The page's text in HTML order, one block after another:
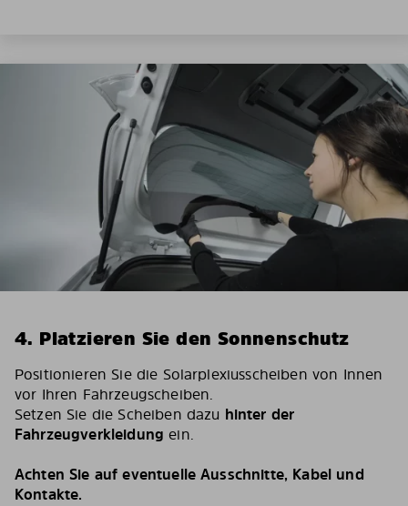
4. Platzieren Sie den Sonnenschutz
Positionieren Sie die Solarplexiusscheiben von Innen
vor Ihren Fahrzeugscheiben.
Setzen Sie die Scheiben dazu hinter der
Fahrzeugverkleidung ein.
Achten Sie auf eventuelle Ausschnitte, Kabel und
Kontakte.